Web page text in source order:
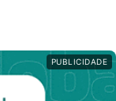
PUBLICIDADE